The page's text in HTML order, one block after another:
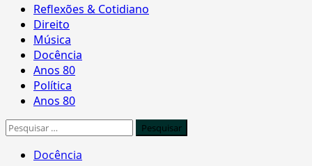
Primary
Menu
Reflexões & Cotidiano
Direito
Música
Docência
Anos 80
Política
Anos 80
Pesquisar
Docência